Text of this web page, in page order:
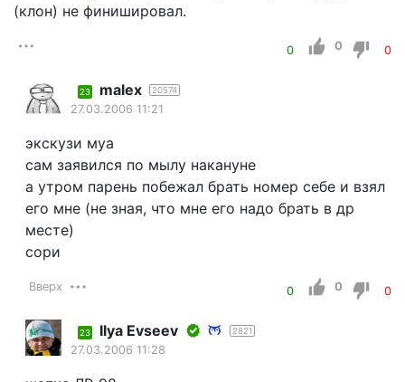
(клон) не финишировал.
0 0 0
23 malex 20574
27.03.2006 11:21
экскузи муа
сам заявился по мылу накануне
а утром парень побежал брать номер себе и взял
его мне (не зная, что мне его надо брать в др
месте)
сори
Вверх 0 0 0
23 Ilyа Еvsееv 2821
27.03.2006 11:28